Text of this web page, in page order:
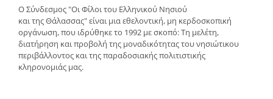
Ο Σύνδεσμος "Οι Φίλοι του Ελληνικού Νησιού
και της Θάλασσας" είναι μια εθελοντική, μη κερδοσκοπική
οργάνωση, που ιδρύθηκε το 1992 με σκοπό: Τη μελέτη,
διατήρηση και προβολή της μοναδικότητας του νησιώτικου
περιβάλλοντος και της παραδοσιακής πολιτιστικής
κληρονομιάς μας.